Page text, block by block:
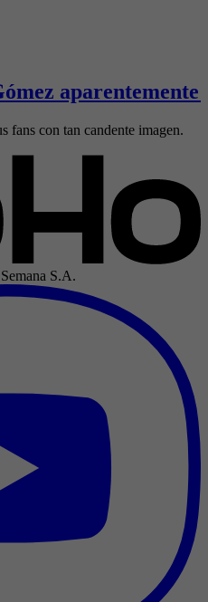
fans con tan candente imagen.
S.A.